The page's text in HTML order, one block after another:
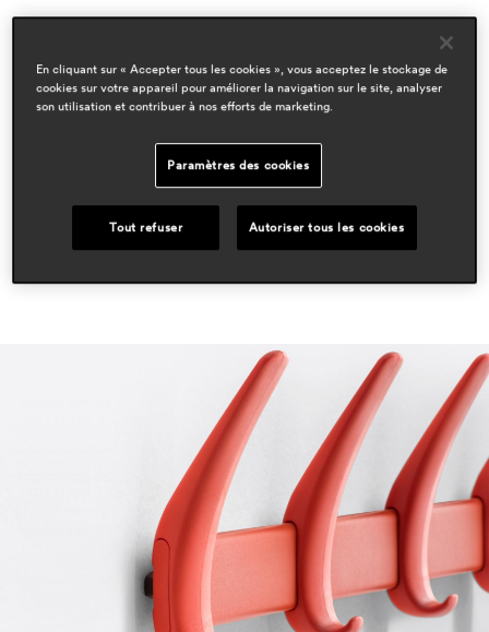
designers
pio & tito toso
workspace & corporate
En cliquant sur « Accepter tous les cookies », vous acceptez le stockage de
cookies sur votre appareil pour améliorer la navigation sur le site, analyser
son utilisation et contribuer à nos efforts de marketing.
Paramètres des cookies
Tout refuser Autoriser tous les cookies